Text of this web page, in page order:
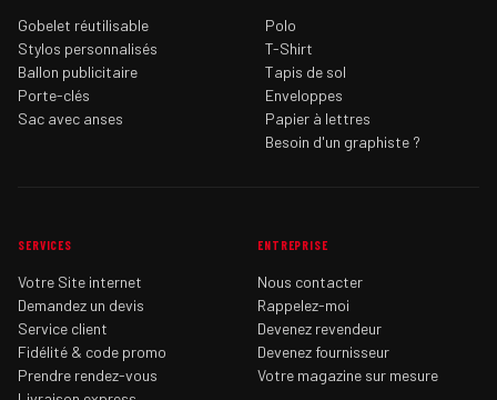
Gobelet réutilisable
Stylos personnalisés
Ballon publicitaire
Porte-clés
Sac avec anses
Polo
T-Shirt
Tapis de sol
Enveloppes
Papier à lettres
Besoin d'un graphiste ?
SERVICES
Votre Site internet
Demandez un devis
Service client
Fidélité & code promo
Prendre rendez-vous
ENTREPRISE
Nous contacter
Rappelez-moi
Devenez revendeur
Devenez fournisseur
Votre magazine sur mesure